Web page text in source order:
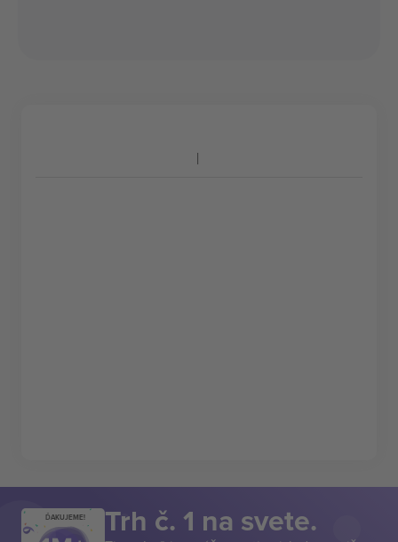
ĎAKUJEME! Trh č. 1 na svete.